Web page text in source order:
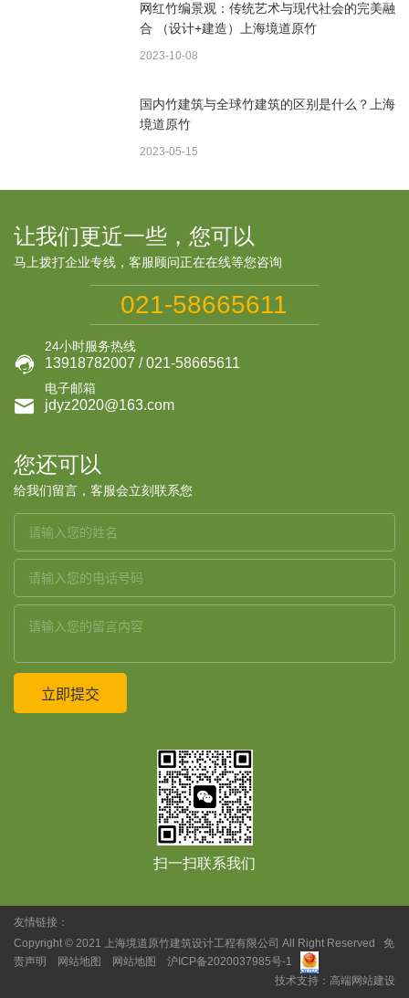
网红竹编景观：传统艺术与现代社会的完美融
合 （设计+建造）上海境道原竹
2023-10-08
国内竹建筑与全球竹建筑的区别是什么？上海
境道原竹
2023-05-15
让我们更近一些，您可以
马上拨打企业专线，客服顾问正在在线等您咨询
021-58665611

24小时服务热线
13918782007 / 021-58665611

电子邮箱
jdyz2020@163.com
您还可以
给我们留言，客服会立刻联系您
扫一扫联系我们
友情链接：
Copyright © 2021
上海境道原竹建筑设计工程有限公司 All Right Reserved
免
责声明
网站地图 网站地图
沪ICP备2020037985号-1
技术支持： 高端网站建设